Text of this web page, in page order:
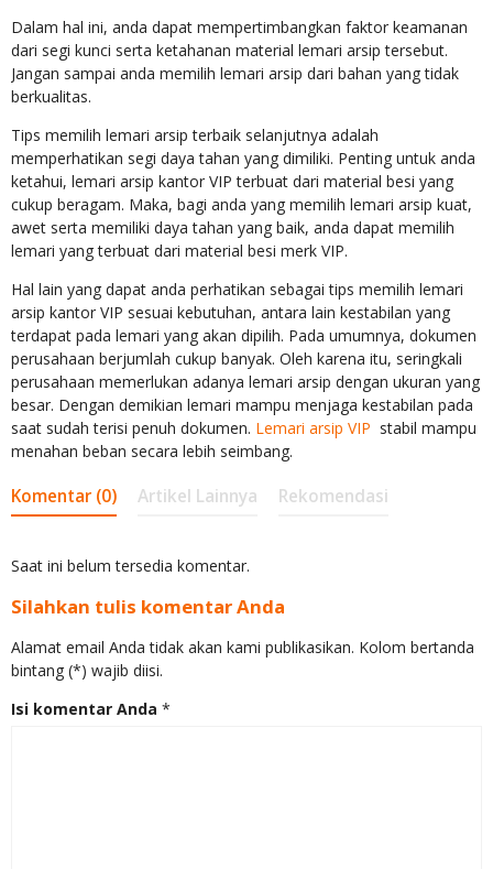
Dalam hal ini, anda dapat mempertimbangkan faktor keamanan
dari segi kunci serta ketahanan material lemari arsip tersebut.
Jangan sampai anda memilih lemari arsip dari bahan yang tidak
berkualitas.
Tips memilih lemari arsip terbaik selanjutnya adalah
memperhatikan segi daya tahan yang dimiliki. Penting untuk anda
ketahui, lemari arsip kantor VIP terbuat dari material besi yang
cukup beragam. Maka, bagi anda yang memilih lemari arsip kuat,
awet serta memiliki daya tahan yang baik, anda dapat memilih
lemari yang terbuat dari material besi merk VIP.
Hal lain yang dapat anda perhatikan sebagai tips memilih lemari
arsip kantor VIP sesuai kebutuhan, antara lain kestabilan yang
terdapat pada lemari yang akan dipilih. Pada umumnya, dokumen
perusahaan berjumlah cukup banyak. Oleh karena itu, seringkali
perusahaan memerlukan adanya lemari arsip dengan ukuran yang
besar. Dengan demikian lemari mampu menjaga kestabilan pada
saat sudah terisi penuh dokumen. Lemari arsip VIP stabil mampu
menahan beban secara lebih seimbang.
Komentar (0) Artikel Lainnya Rekomendasi
Saat ini belum tersedia komentar.
Silahkan tulis komentar Anda
Alamat email Anda tidak akan kami publikasikan. Kolom bertanda
bintang (*) wajib diisi.
Isi komentar Anda *